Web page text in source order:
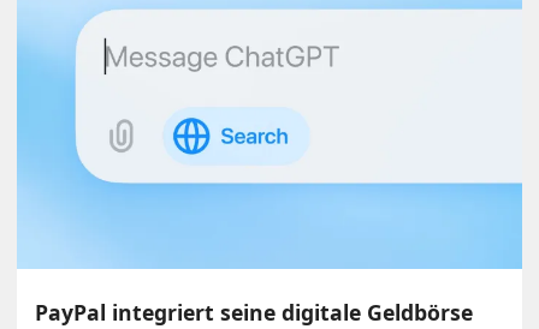
PayPal integriert seine digitale Geldbörse